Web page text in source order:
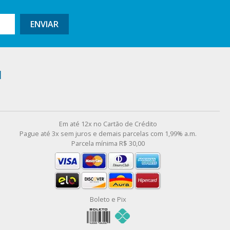
ENVIAR
Em até 12x no Cartão de Crédito
Pague até 3x sem juros e demais parcelas com 1,99% a.m.
Parcela mínima R$ 30,00
Boleto e Pix